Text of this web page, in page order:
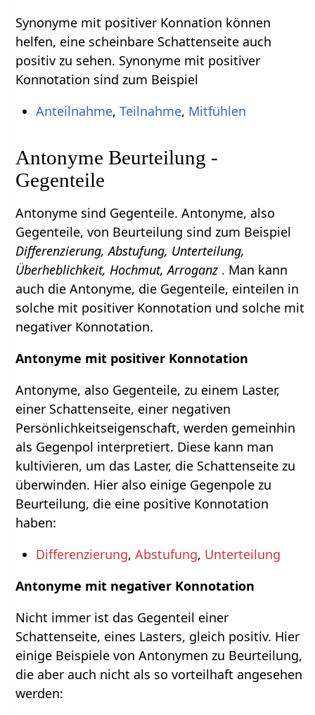
Synonyme mit positiver Konnation können
helfen, eine scheinbare Schattenseite auch
positiv zu sehen. Synonyme mit positiver
Konnotation sind zum Beispiel
Anteilnahme, Teilnahme, Mitfühlen
Antonyme Beurteilung -
Gegenteile
Antonyme sind Gegenteile. Antonyme, also
Gegenteile, von Beurteilung sind zum Beispiel
Differenzierung, Abstufung, Unterteilung,
Überheblichkeit, Hochmut, Arroganz . Man kann
auch die Antonyme, die Gegenteile, einteilen in
solche mit positiver Konnotation und solche mit
negativer Konnotation.
Antonyme mit positiver Konnotation
Antonyme, also Gegenteile, zu einem Laster,
einer Schattenseite, einer negativen
Persönlichkeitseigenschaft, werden gemeinhin
als Gegenpol interpretiert. Diese kann man
kultivieren, um das Laster, die Schattenseite zu
überwinden. Hier also einige Gegenpole zu
Beurteilung, die eine positive Konnotation
haben:
Differenzierung, Abstufung, Unterteilung
Antonyme mit negativer Konnotation
Nicht immer ist das Gegenteil einer
Schattenseite, eines Lasters, gleich positiv. Hier
einige Beispiele von Antonymen zu Beurteilung,
die aber auch nicht als so vorteilhaft angesehen
werden: